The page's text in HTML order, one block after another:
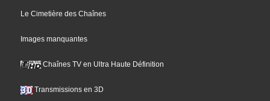
Le Cimetière des Chaînes
Images manquantes
Chaînes TV en Ultra Haute Définition
Transmissions en 3D